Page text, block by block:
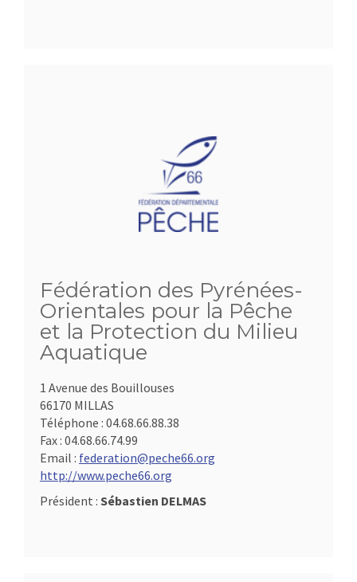
Fédération des Pyrénées-
Orientales pour la Pêche
et la Protection du Milieu
Aquatique
1 Avenue des Bouillouses
66170 MILLAS
Téléphone : 04.68.66.88.38
Fax : 04.68.66.74.99
Email : federation@peche66.org
http://www.peche66.org
Président : Sébastien DELMAS